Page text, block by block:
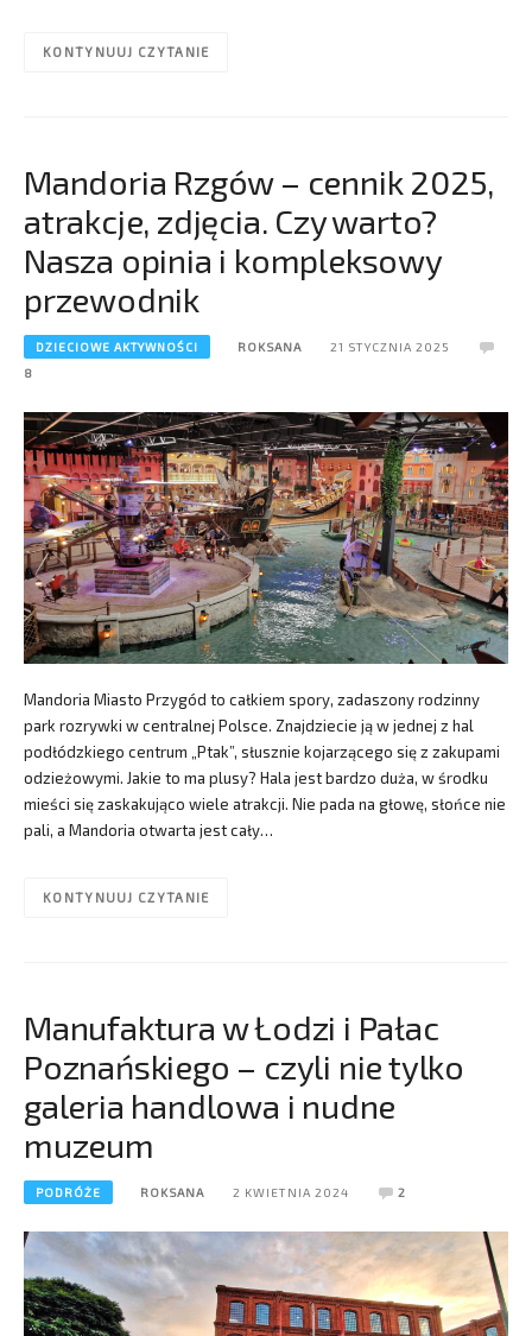
KONTYNUUJ CZYTANIE
Mandoria Rzgów – cennik 2025,
atrakcje, zdjęcia. Czy warto?
Nasza opinia i kompleksowy
przewodnik
DZIECIOWE AKTYWNOŚCI ROKSANA
21 STYCZNIA 2025
8
Mandoria Miasto Przygód to całkiem spory, zadaszony rodzinny
park rozrywki w centralnej Polsce. Znajdziecie ją w jednej z hal
podłódzkiego centrum „Ptak”, słusznie kojarzącego się z zakupami
odzieżowymi. Jakie to ma plusy? Hala jest bardzo duża, w środku
mieści się zaskakująco wiele atrakcji. Nie pada na głowę, słońce nie
pali, a Mandoria otwarta jest cały…
KONTYNUUJ CZYTANIE
Manufaktura w Łodzi i Pałac
Poznańskiego – czyli nie tylko
galeria handlowa i nudne
muzeum
PODRÓŻE ROKSANA 2 KWIETNIA 2024 2